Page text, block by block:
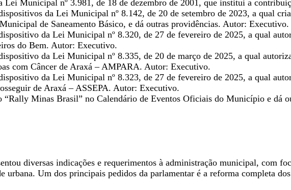
Lei Municipal nº 3.981, de 18 de dezembro de 2001, que institui a
da Lei Municipal nº 8.142, de 20 de setembro de 2023, a qual
de Saneamento Básico, e dá outras providências. Autor: Executivo.
da Lei Municipal nº 8.320, de 27 de fevereiro de 2025, a qual
do Bem. Autor: Executivo.
da Lei Municipal nº 8.335, de 20 de março de 2025, a qual
com Câncer de Araxá – AMPARA. Autor: Executivo.
da Lei Municipal nº 8.323, de 27 de fevereiro de 2025, a qual
de Araxá – ASSEPA. Autor: Executivo.
Minas Brasil” no Calendário de Eventos Oficiais do Município e dá
diversas indicações e requerimentos à administração municipal, com
urbana. Um dos principais pedidos da parlamentar é a reforma completa